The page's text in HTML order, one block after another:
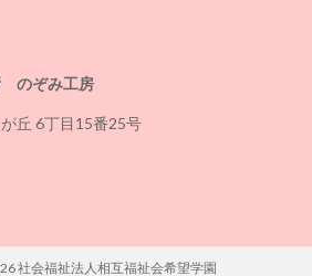
のぞみ工房
丘 6丁目15番25号
社会福祉法人相互福祉会希望学園